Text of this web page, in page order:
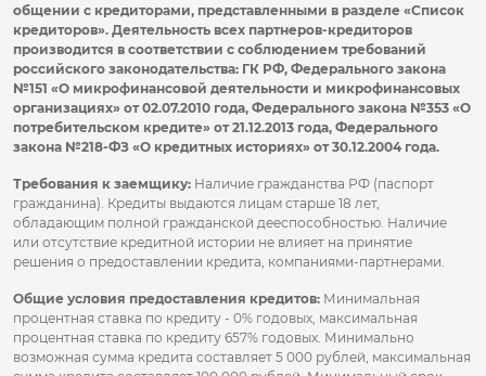
общении с кредиторами, представленными в разделе «Список
кредиторов». Деятельность всех партнеров-кредиторов
производится в соответствии с соблюдением требований
российского законодательства: ГК РФ, Федерального закона
№151 «О микрофинансовой деятельности и микрофинансовых
организациях» от 02.07.2010 года, Федерального закона №353 «О
потребительском кредите» от 21.12.2013 года, Федерального
закона №218-ФЗ «О кредитных историях» от 30.12.2004 года.
Требования к заемщику: Наличие гражданства РФ (паспорт
гражданина). Кредиты выдаются лицам старше 18 лет,
обладающим полной гражданской дееспособностью. Наличие
или отсутствие кредитной истории не влияет на принятие
решения о предоставлении кредита, компаниями-партнерами.
Общие условия предоставления кредитов: Минимальная
процентная ставка по кредиту - 0% годовых, максимальная
процентная ставка по кредиту 657% годовых. Минимально
возможная сумма кредита составляет 5 000 рублей, максимальная